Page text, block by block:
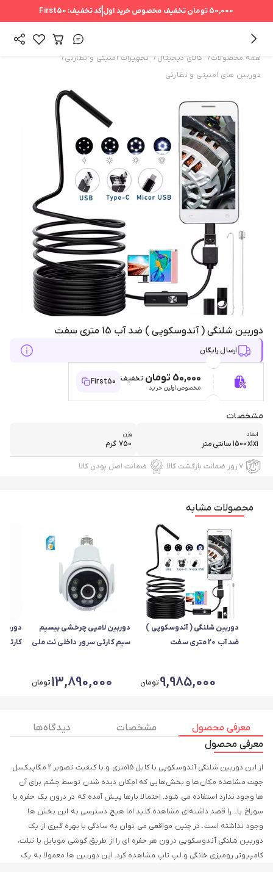
50,000 تومان تخفیف مخصوص خرید اولکد تخفیف: First50
همه محصولات/ کالای دیجیتال / تجهیزات امنیتی و نظارتی/
دوربین های امنیتی و نظارتی
دوربین شلنگی ( آندوسکوپی ) ضد آب 15 متری سفت
ارسال رایگان
50,000 تومان تخفیف
مخصوص اولین خرید
First50
مشخصات
ابعاد
1500x1x1 سانتی‌متر
وزن
750 گرم
۷ روز ضمانت بازگشت کالا ضمانت اصل بودن کالا
محصولات مشابه
دوربین شلنگی ( آندوسکوپی )
ضد آب 20 متری سفت
9,985,000تومان
دوربین لامپی چرخشی بیسیم
سیم کارتی سرور داخلی نت ملی
13,890,000تومان
کارتی
معرفی محصول مشخصات
دیدگاه ها
معرفی محصول
از این دوربین شلنگی آندوسکوپی با کابل 15متری و با کیفیت تصویر 2 مگاپیکسل
جهت مشاهده مکان‌ها و بخش‌هایی که امکان دیده شدن توسط چشم برای آن
ها وجود ندارد استفاده می شود. احتمالا بارها پیش آمده که در درون یک حفره یا
سوراخ یا.. را قصد داشته‌ای مشاهده کنید اما هیچ دسترسی به این بخش ها
وجود نداشته است. در چنین مواقعی می توان به سادگی با بهره گیری از یک
دوربین شلنگی آندوسکوپی درون هر حفره ای را از طریق گوشی موبایل یا تبلت،
کامپیوتر رومیزی خانگی و لپ تاپ مشاهده کرد. این دوربین ها معمولا به یک